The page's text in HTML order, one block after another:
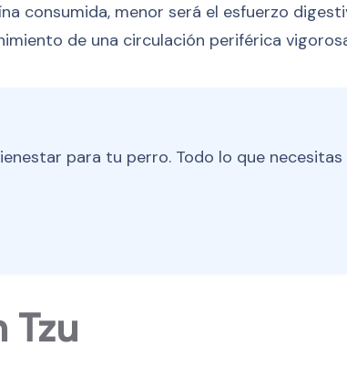
consumida, menor será el esfuerzo
de una circulación periférica
para tu perro. Todo lo que necesitas
Tzu